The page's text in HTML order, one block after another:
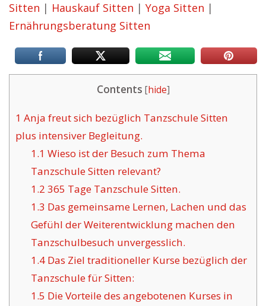
Sitten | Hauskauf Sitten | Yoga Sitten |
Ernährungsberatung Sitten
Contents [hide]
1 Anja freut sich bezüglich Tanzschule Sitten
plus intensiver Begleitung.
1.1 Wieso ist der Besuch zum Thema
Tanzschule Sitten relevant?
1.2 365 Tage Tanzschule Sitten.
1.3 Das gemeinsame Lernen, Lachen und das
Gefühl der Weiterentwicklung machen den
Tanzschulbesuch unvergesslich.
1.4Das Ziel traditioneller Kurse bezüglich der
Tanzschule für Sitten:
1.5 Die Vorteile des angebotenen Kurses in